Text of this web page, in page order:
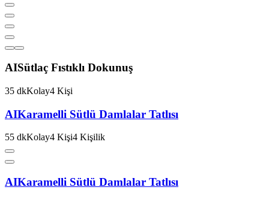
AISütlaç Fıstıklı Dokunuş
35 dkKolay4 Kişi
AIKaramelli Sütlü Damlalar Tatlısı
55 dkKolay4 Kişi4 Kişilik
AIKaramelli Sütlü Damlalar Tatlısı